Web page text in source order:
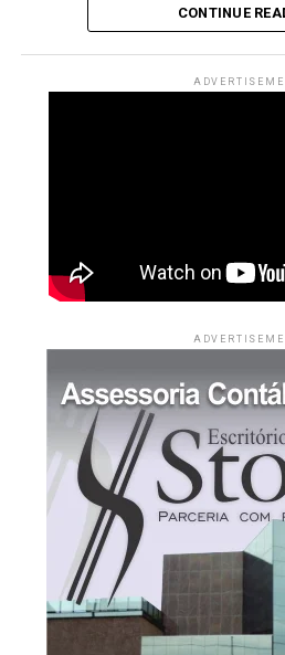
onde chegou ao cargo de
também jogou como meio-
serviço militar.
acordo que previa o custeio do
moradia, salário e suporte
CONTINUE